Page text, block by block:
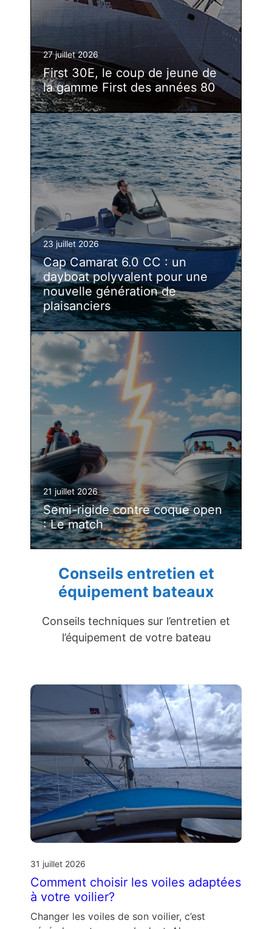
27 juillet 2026
First 30E, le coup de jeune de
la gamme First des années 80
23 juillet 2026
Cap Camarat 6.0 CC : un
dayboat polyvalent pour une
nouvelle génération de
plaisanciers
21 juillet 2026
Semi-rigide contre coque open
: Le match
Conseils entretien et
équipement bateaux
Conseils techniques sur l’entretien et
l’équipement de votre bateau
31 juillet 2026
Comment choisir les voiles adaptées
à votre voilier?
Changer les voiles de son voilier, c’est